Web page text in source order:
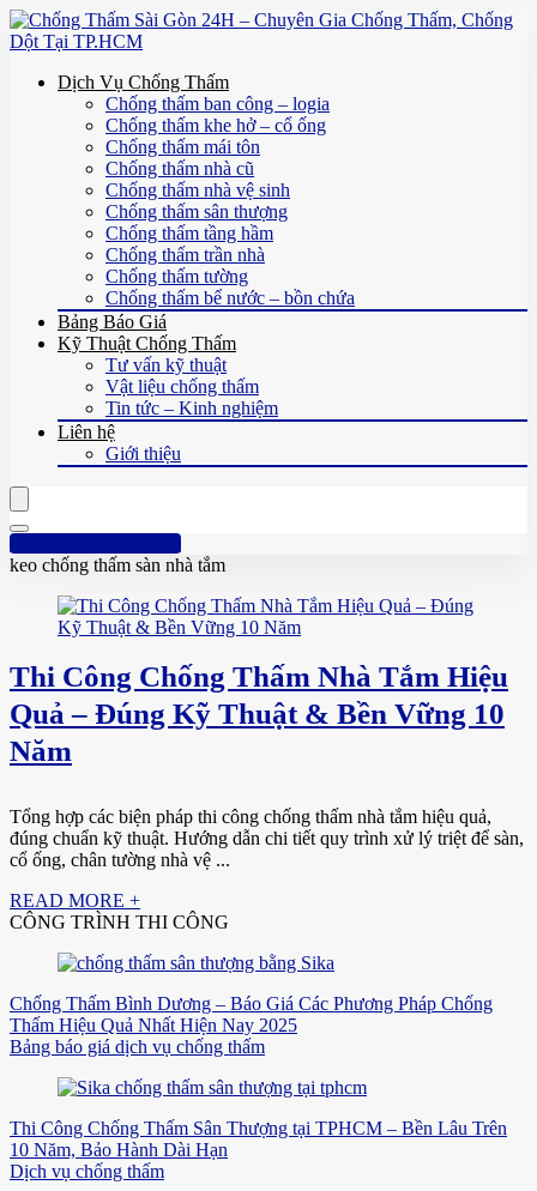
Dịch Vụ Chống Thấm
Chống thấm ban công – logia
Chống thấm khe hở – cổ ống
Chống thấm mái tôn
Chống thấm nhà cũ
Chống thấm nhà vệ sinh
Chống thấm sân thượng
Chống thấm tầng hầm
Chống thấm trần nhà
Chống thấm tường
Chống thấm bể nước – bồn chứa
Bảng Báo Giá
Kỹ Thuật Chống Thấm
Tư vấn kỹ thuật
Vật liệu chống thấm
Tin tức – Kinh nghiệm
Liên hệ
Giới thiệu
Hotline: 0961 894 472
keo chống thấm sàn nhà tắm
Thi Công Chống Thấm Nhà Tắm Hiệu
Quả – Đúng Kỹ Thuật & Bền Vững 10
Năm
Tổng hợp các biện pháp thi công chống thấm nhà tắm hiệu quả,
đúng chuẩn kỹ thuật. Hướng dẫn chi tiết quy trình xử lý triệt để sàn,
cổ ống, chân tường nhà vệ ...
READ MORE +
CÔNG TRÌNH THI CÔNG
Chống Thấm Bình Dương – Báo Giá Các Phương Pháp Chống
Thấm Hiệu Quả Nhất Hiện Nay 2025
Bảng báo giá dịch vụ chống thấm
Thi Công Chống Thấm Sân Thượng tại TPHCM – Bền Lâu Trên
10 Năm, Bảo Hành Dài Hạn
Dịch vụ chống thấm